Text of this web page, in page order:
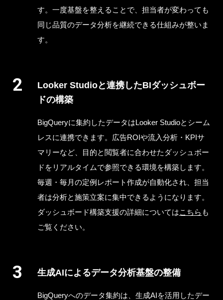
す。一度基盤を整えることで、担当者が変わっても
同じ品質のデータ分析を継続できる仕組みが整いま
す。
Looker Studioと連携したBIダッシュボー
ドの構築
BigQueryに集約したデータはLooker Studioとシーム
レスに連携できます。広告ROIや流入分析・KPIサ
マリーなど、目的と閲覧者に合わせたダッシュボー
ドをリアルタイムで参照できる環境を構築します。
毎週・毎月の定例レポート作成が自動化され、担当
者は分析と施策立案に集中できるようになります。
ダッシュボード構築支援の詳細についてはこちら も
ご覧ください。
生成AIによるデータ分析基盤の整備
BigQueryへのデータ集約は、生成AIを活用したデー